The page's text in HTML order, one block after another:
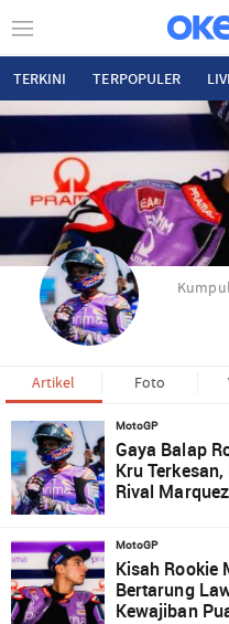
TERKINI TERPOPULER
Artikel Foto
MotoGP
Gaya Balap
Kru
Rival Marquez
MotoGP
Kisah Rookie
Bertarung
Kewajiban